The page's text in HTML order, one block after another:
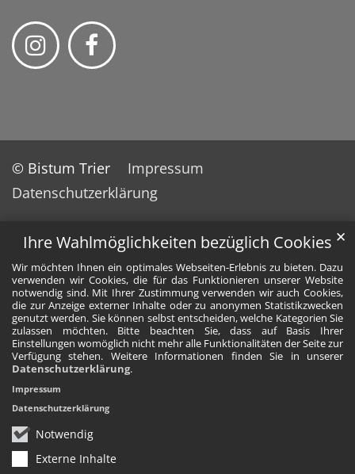
Ihre Wahlmöglichkeiten bezüglich Cookies
Wir möchten Ihnen ein optimales Webseiten-Erlebnis zu bieten. Dazu
verwenden wir Cookies, die für das Funktionieren unserer Website
notwendig sind. Mit Ihrer Zustimmung verwenden wir auch Cookies,
die zur Anzeige externer Inhalte oder zu anonymen Statistikzwecken
genutzt werden. Sie können selbst entscheiden, welche Kategorien Sie
zulassen möchten. Bitte beachten Sie, dass auf Basis Ihrer
Einstellungen womöglich nicht mehr alle Funktionalitäten der Seite zur
Verfügung stehen. Weitere Informationen finden Sie in unserer
Datenschutzerklärung.
Notwendig
Externe Inhalte
✕
Impressum
Datenschutzerklärung
© Bistum Trier
Impressum
Datenschutzerklärung